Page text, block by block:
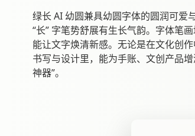
绿长 AI 幼圆兼具幼圆字体的圆润可爱
“长” 字笔势舒展有生长气韵。字体笔
能让文字焕清新感。无论是在文化创
书写与设计里，能为手账、文创产品
神器”。